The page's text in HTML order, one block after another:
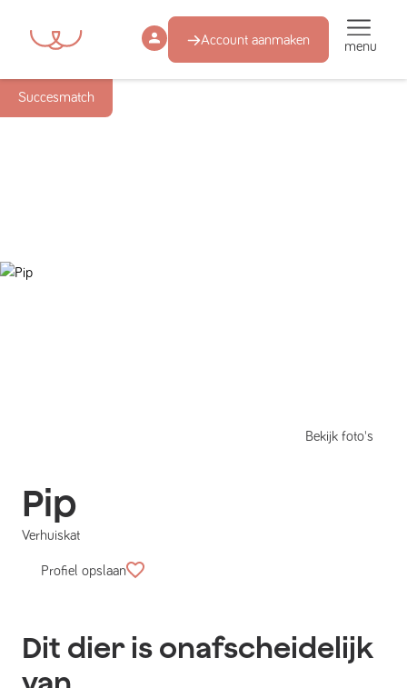
Account aanmaken menu
Succesmatch
Bekijk foto's
Pip
Verhuiskat
Profiel opslaan
Dit dier is onafscheidelijk